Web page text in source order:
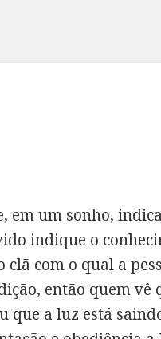
em um sonho,
indique o
com o qual a
então quem vê
que a luz está